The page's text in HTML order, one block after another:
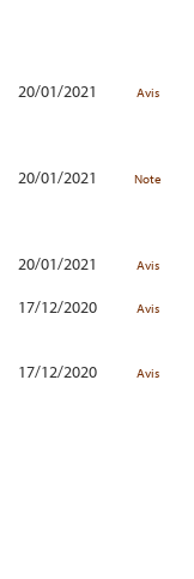
20/01/2021
Avis
20/01/2021
Note
20/01/2021
Avis
17/12/2020
Avis
17/12/2020
Avis